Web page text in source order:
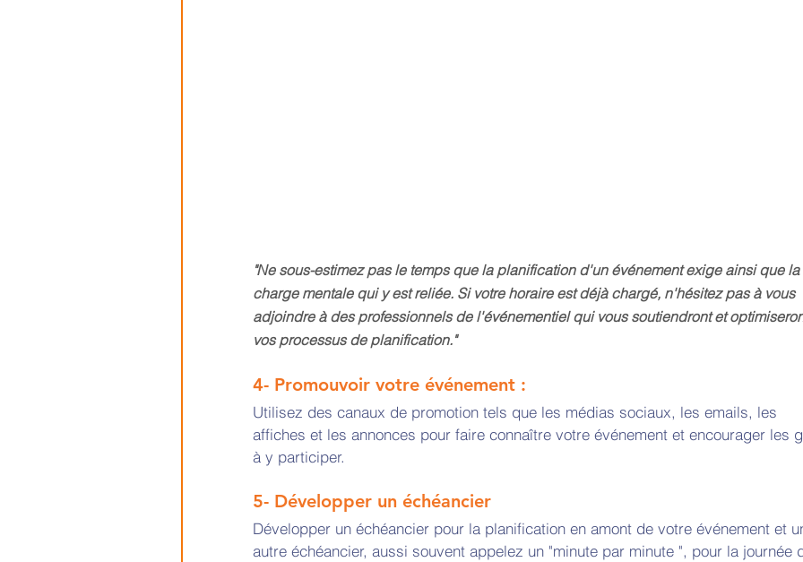
"Ne sous-estimez pas le temps que la planification d'un événement exige ainsi que la
charge mentale qui y est reliée. Si votre horaire est déjà chargé, n'hésitez pas à vous
adjoindre à des professionnels de l'événementiel qui vous soutiendront et
vos processus de planification."
4- Promouvoir votre événement :
Utilisez des canaux de promotion tels que les médias sociaux, les emails, les
affiches et les annonces pour faire connaître votre événement et encourager les
à y participer.
5- Développer un échéancier
Développer un échéancier pour la planification en amont de votre événement et
autre échéancier, aussi souvent appelez un "minute par minute ", pour la journée